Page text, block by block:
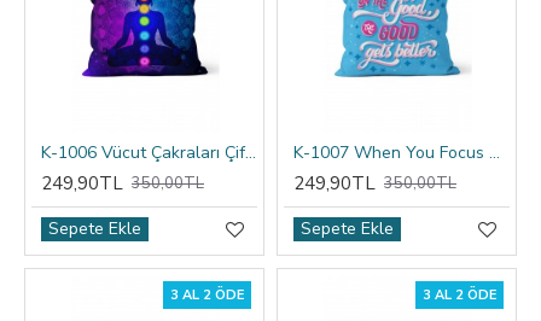
K-1006 Vücut Çakraları Çift Tarafı Baskılı Kırlent Kılıfı
249,90TL 350,00TL
Sepete Ekle
K-1007 When You Focus Çift Tarafı Baskılı Kırlent Kılıfı
249,90TL 350,00TL
Sepete Ekle
3 AL 2 ÖDE 3 AL 2 ÖDE